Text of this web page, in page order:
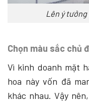
Lên ý
Chọn màu sắc chủ
Vì kinh doanh mặt
hoa này vốn đã
khác nhau. Vậy